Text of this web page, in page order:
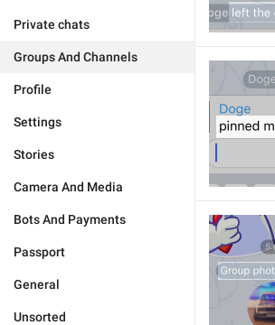
Private chats
Groups And Channels
Profile
Settings
Stories
Camera And Media
Bots And Payments
Passport
General
Unsorted